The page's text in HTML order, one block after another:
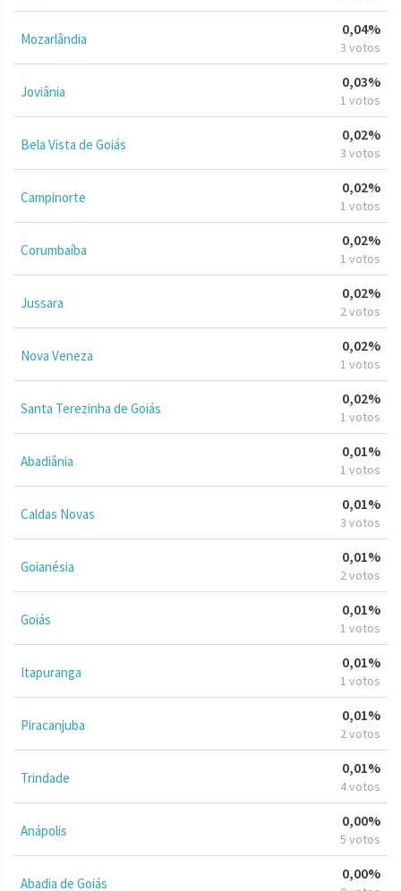
Mozarlândia
0,04%
3 votos
Joviânia
0,03%
1 votos
Bela Vista de Goiás
0,02%
3 votos
Campinorte
0,02%
1 votos
Corumbaíba
0,02%
1 votos
Jussara
0,02%
2 votos
Nova Veneza
0,02%
1 votos
Santa Terezinha de Goiás
0,02%
1 votos
Abadiânia
0,01%
1 votos
Caldas Novas
0,01%
3 votos
Goianésia
0,01%
2 votos
Goiás
0,01%
1 votos
Itapuranga
0,01%
1 votos
Piracanjuba
0,01%
2 votos
Trindade
0,01%
4 votos
Anápolis
0,00%
5 votos
Abadia de Goiás
0,00%